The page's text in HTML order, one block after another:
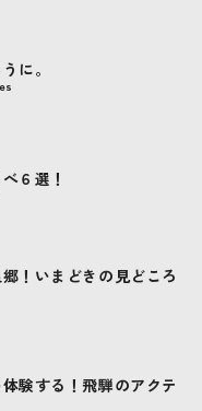
に。
６選！
！いまどきの見どころ
験する！飛騨のアクテ